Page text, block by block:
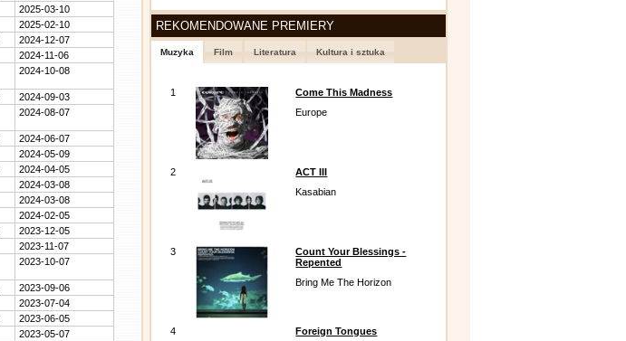
2025-03-10
2025-02-10
2024-12-07
2024-11-06
2024-10-08
2024-09-03
2024-08-07
2024-06-07
2024-05-09
2024-04-05
2024-03-08
2024-03-08
2024-02-05
2023-12-05
2023-11-07
2023-10-07
2023-09-06
2023-07-04
2023-06-05
2023-05-07
REKOMENDOWANE PREMIERY
Muzyka Film Literatura Kultura i sztuka
1
Come This Madness
Europe
2
ACT III
Kasabian
3
Count Your Blessings -
Repented
Bring Me The Horizon
4
Foreign Tongues